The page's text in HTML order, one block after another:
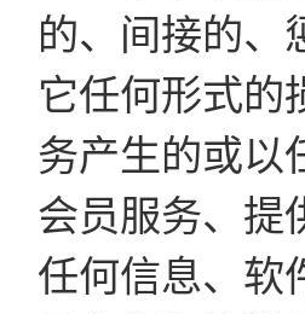
的、间接的、
它任何形式的
务产生的或以
会员服务、提
任何信息、软